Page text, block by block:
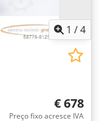
1 /4
€ 678
Preço fixo acresce IVA